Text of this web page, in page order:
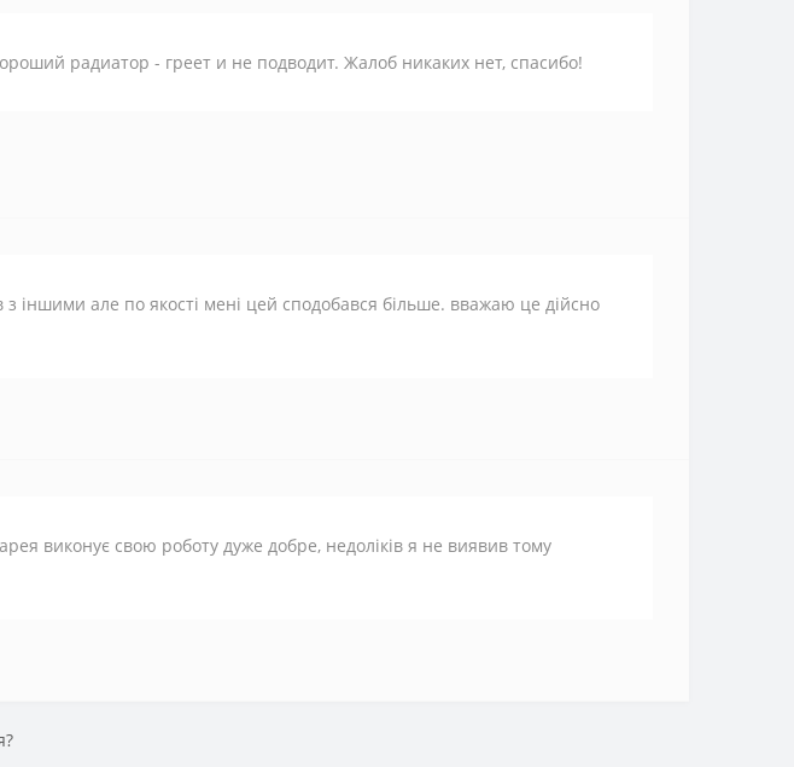
радиатор - греет и не подводит. Жалоб никаких нет, спасибо!
з іншими але по якості мені цей сподобався більше. вважаю це дійсно
виконує свою роботу дуже добре, недоліків я не виявив тому